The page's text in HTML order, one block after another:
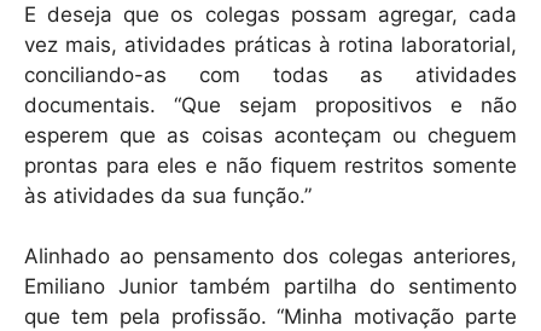
E deseja que os colegas possam agregar, cada
vez mais, atividades práticas à rotina laboratorial,
conciliando-as com todas as atividades
documentais. “Que sejam propositivos e não
esperem que as coisas aconteçam ou cheguem
prontas para eles e não fiquem restritos somente
às atividades da sua função.”
Alinhado ao pensamento dos colegas anteriores,
Emiliano Junior também partilha do sentimento
que tem pela profissão. “Minha motivação parte